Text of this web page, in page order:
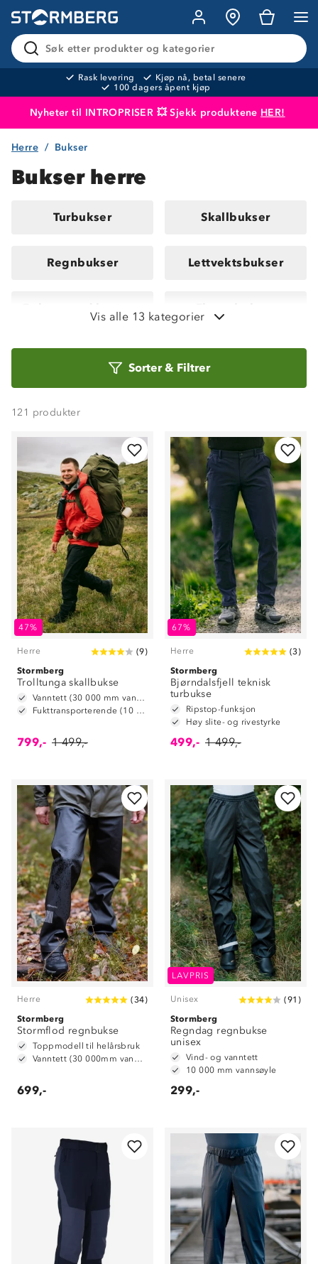
Søk etter produkter og kategorier
Rask levering
Kjøp nå, betal senere
100 dagers åpent kjøp
Nyheter til INTROPRISER 💥 Sjekk produktene HER!
Produktet er lagt i handlekurven
Herre Bukser
Bukser herre
Turbukser Skallbukser
Regnbukser Lettvektsbukser
Skibukser
Langrennsbukser
Vis alle 13 kategorier
Sorter& Filtrer
121 produkter
47%
Herre (9)
Stormberg
Trolltunga skallbukse
Vanntett (30 000 mm vannsøyle)
Fukttransporterende (10 000 g/m2/24t)
799,- 1 499,-
67%
Herre (3)
Stormberg
Bjørndalsfjell teknisk
turbukse
Ripstop-funksjon
Høy slite- og rivestyrke
499,- 1 499,-
Herre (34)
Stormberg
Stormflod regnbukse
Toppmodell til helårsbruk
Vanntett (30 000mm vannsøyle)
699,-
LAVPRIS
Unisex (91 )
Stormberg
Regndag regnbukse
unisex
Vind- og vanntett
10 000 mm vannsøyle
299,-